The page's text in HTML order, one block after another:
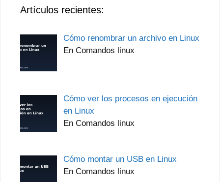
Artículos recientes:
Cómo renombrar un archivo en Linux
En Comandos linux
Cómo ver los procesos en ejecución
en Linux
En Comandos linux
Cómo montar un USB en Linux
En Comandos linux